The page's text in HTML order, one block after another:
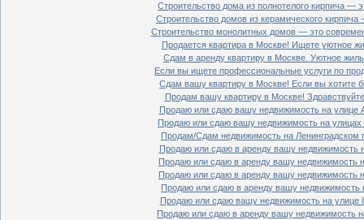
Строительство дома из полнотелого кирпича —
Строительство домов из керамического
Строительство монолитных домов — это
Продается квартира в Москве! Ищете уютное
Сдам в аренду квартиру в Москве. Уютное
Если вы ищете профессиональные услуги по
Сдам вашу квартиру в Москве! Если вы хотите
Продам вашу квартиру в Москве!
Продаю или сдаю вашу недвижимость на улице
Продаю или сдаю вашу недвижимость на
Продам/Сдам недвижимость на Ленинградском
Продаю или сдаю в аренду вашу недвижимость
Продаю или сдаю в аренду вашу недвижимость
Продаю или сдаю в аренду вашу недвижимость
Продаю или сдаю в аренду вашу недвижимость
Продаю или сдаю вашу недвижимость на улице
Продаю или сдаю в аренду вашу недвижимость